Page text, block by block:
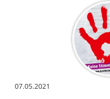
07.05.2021